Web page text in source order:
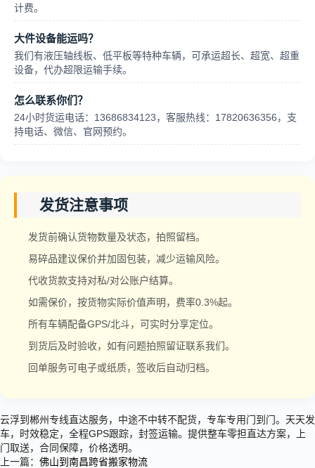
计费。
大件设备能运吗？
我们有液压轴线板、低平板等特种车辆，可承运超长、超宽、超重
设备，代办超限运输手续。
怎么联系你们？
24小时货运电话：13686834123，客服热线：17820636356，支
持电话、微信、官网预约。
发货注意事项
发货前确认货物数量及状态，拍照留档。
易碎品建议保价并加固包装，减少运输风险。
代收货款支持对私/对公账户结算。
如需保价，按货物实际价值声明，费率0.3%起。
所有车辆配备GPS/北斗，可实时分享定位。
到货后及时验收，如有问题拍照留证联系我们。
回单服务可电子或纸质，签收后自动归档。
云浮到郴州专线直达服务，中途不中转不配货，专车专用门到门。天天发
车，时效稳定，全程GPS跟踪，封签运输。提供整车零担直达方案，上
门取送，合同保障，价格透明。
上一篇： 佛山到南昌跨省搬家物流